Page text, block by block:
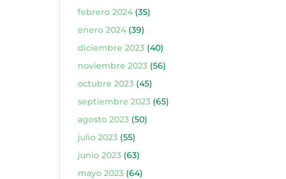
febrero 2024(35)
enero 2024(39)
diciembre 2023(40)
noviembre 2023(56)
octubre 2023(45)
septiembre 2023(65)
agosto 2023(50)
julio 2023(55)
junio 2023(63)
mayo 2023(64)